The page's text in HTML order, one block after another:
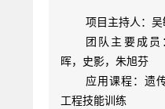
项目主持人：吴
团队主要成
晖，史影，朱旭芬
应用课程：遗
工程技能训练